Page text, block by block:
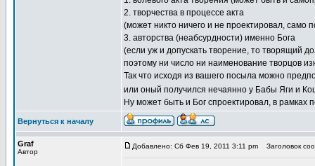
2. творчества в процессе акта
(может никто ничего и не проектировал, само
3. авторства (неабсурдности) именно Бога
(если уж и допускать творение, то творящий
поэтому ни число ни наименование творцов
Так что исходя из вашего посыла можно
или оный получился нечаянно у Бабы Яги и
Ну может быть и Бог спроектировал, в рамках
Вернуться к началу
Graf
Автор
Добавлено: Сб Фев 19, 2011 3:11 pm Заголовок